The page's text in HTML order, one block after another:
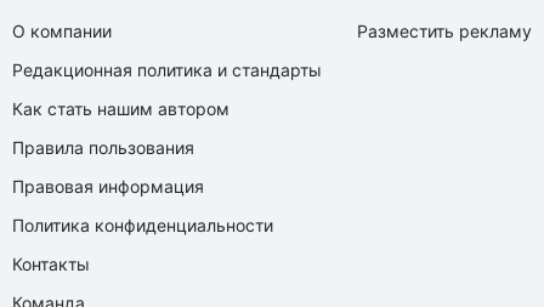
О компании
Редакционная политика и стандарты
Как стать нашим автором
Правила пользования
Правовая информация
Политика конфиденциальности
Контакты
Команда
Разместить рекламу